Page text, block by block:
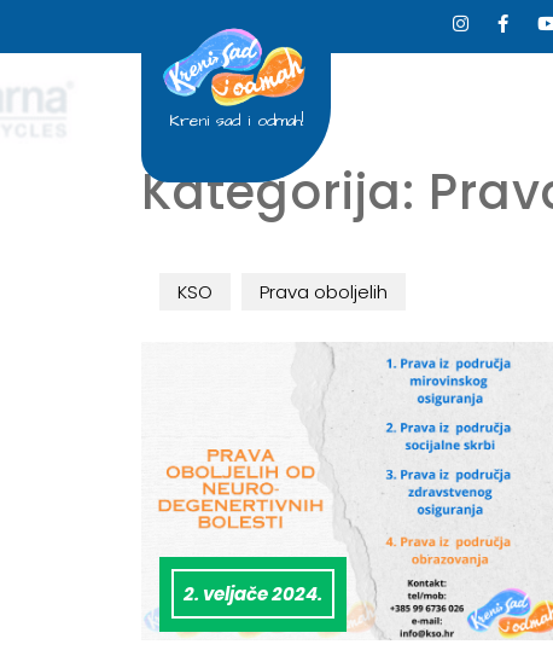
Kreni sad i odmah!
Kategorija:
KSO Prava oboljelih
2. veljače 2024.